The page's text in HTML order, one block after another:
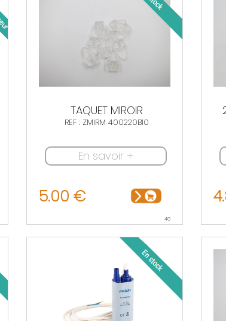
TAQUET MIROIR
REF : ZMIRM 400220B10
En savoir +
5.00 €
46